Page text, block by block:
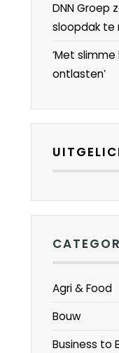
DNN Groep
sloopdak te
‘Met
ontlasten’
Agri & Food
Bouw
Business to